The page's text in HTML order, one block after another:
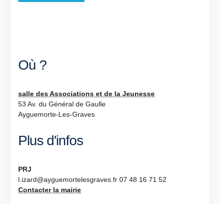
Où ?
salle des Associations et de la Jeunesse
53 Av. du Général de Gaulle
Ayguemorte-Les-Graves
Plus d'infos
PRJ
l.izard@ayguemortelesgraves.fr 07 48 16 71 52
Contacter la mairie